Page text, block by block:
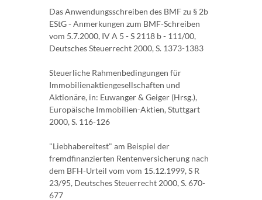
Das Anwendungsschreiben des BMF zu § 2b
EStG - Anmerkungen zum BMF-Schreiben
vom 5.7.2000, IV A 5 - S 2118 b - 111/00,
Deutsches Steuerrecht 2000, S. 1373-1383
Steuerliche Rahmenbedingungen für
Immobilienaktiengesellschaften und
Aktionäre, in: Euwanger & Geiger (Hrsg.),
Europäische Immobilien-Aktien, Stuttgart
2000, S. 116-126
"Liebhabereitest" am Beispiel der
fremdfinanzierten Rentenversicherung nach
dem BFH-Urteil vom vom 15.12.1999, S R
23/95, Deutsches Steuerrecht 2000, S. 670-
677